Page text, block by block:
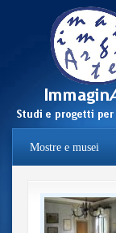
Mostre e musei